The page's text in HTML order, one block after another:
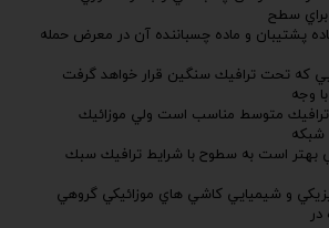
سطح
پشتيبان و ماده چسباننده آن در معرض حمله
كه تحت ترافيك سنگين قرار خواهد گرفت
وجه
متوسط مناسب است ولي موزائيك
شبكه
بهتر است به سطوح با شرايط ترافيك سبك
و شيميايي كاشي هاي موزائيكي گروهي
در